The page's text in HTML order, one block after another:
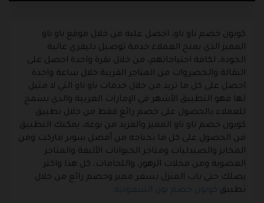
كوبون خصم ناو ناو، احصل عليه من خلال موقع ناو ناو
المميز الذي يمنح العملاء خدمة توصيل دليفري عالية
الجودة، لكافة احتياجاتهم، من خلال نقرة واحدة احصل على
البقالة والخضروات من المتاجر القريبة خلال ساعة واحدة
احصل على كل ما تريد من خلال خدمات ناو ناو التي لا مثيل
لها فهو التطبيق الأشهر في الإمارات العربية والذي يسمح
للعملاء بالحصول على خصم رائع فقط من خلال تطبيق
كوبون خصم ناو ناو المميز والفريد من نوعه، يمكنك التطبيق
من الحصول على كل ما تحتاجه من أفضل سوبر ماركت ومن
المخابز والصيدليات ومتاجر الحيوانات الأليفة والمتاجر
العضوية ومن محلات الزهور، واللحامات، كل هذا واكثر
يصلك حتى باب المنزل بسعر مميز وخصم رائع من خلال
تطبيق كوبون خصم نون السعودية.